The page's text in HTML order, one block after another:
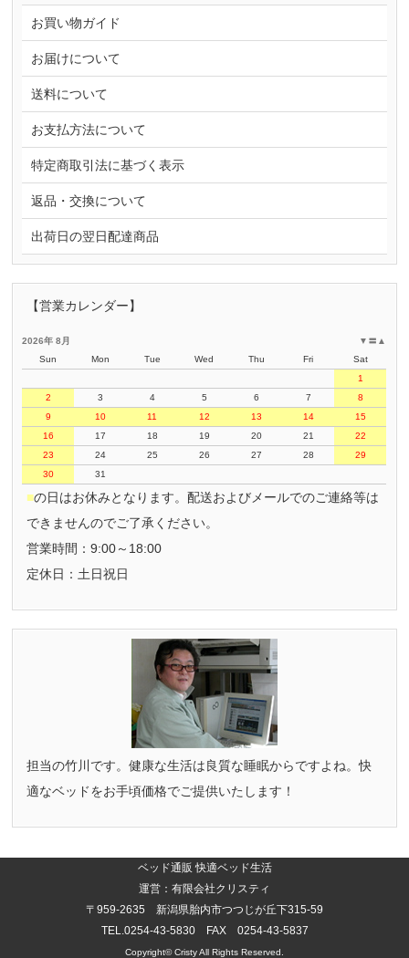
お買い物ガイド
お届けについて
送料について
お支払方法について
特定商取引法に基づく表示
返品・交換について
出荷日の翌日配達商品
【営業カレンダー】
▲
〓
▼
2026年 8月
Sun
Mon Tue Wed Thu Fri
Sat
1
2
3 4 5 6 7
8
9
10 11 12 13 14
15
16
17 18 19 20 21
22
23
24 25 26 27 28
29
30
31
■の日はお休みとなります。配送およびメールでのご連絡等は
できませんのでご了承ください。
営業時間：9:00～18:00
定休日：土日祝日
担当の竹川です。健康な生活は良質な睡眠からですよね。快
適なベッドをお手頃価格でご提供いたします！
ベッド通販 快適ベッド生活
運営：有限会社クリスティ
〒959-2635 新潟県胎内市つつじが丘下315-59
TEL.0254-43-5830 FAX 0254-43-5837
Copyright©CristyAll Rights Reserved.